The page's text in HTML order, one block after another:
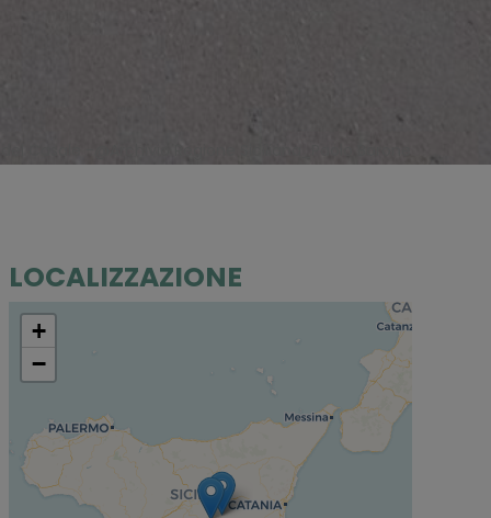
LOCALIZZAZIONE
+
−